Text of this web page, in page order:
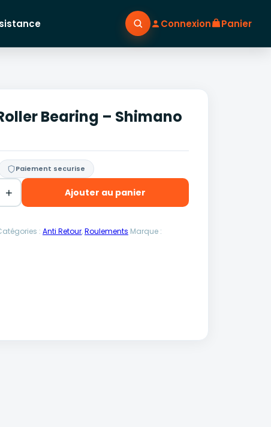
Connexion Panier
Bearing – Shimano
Paiement securise
+ Ajouter au panier
: Anti Retour,Roulements Marque :